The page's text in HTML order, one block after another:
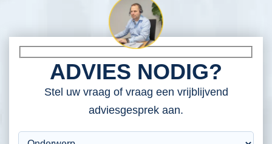
ADVIES NODIG?
Stel uw vraag of vraag een vrijblijvend
adviesgesprek aan.